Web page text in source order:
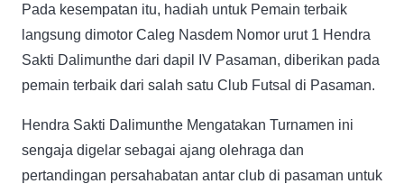
Pada kesempatan itu, hadiah untuk Pemain terbaik
langsung dimotor Caleg Nasdem Nomor urut 1 Hendra
Sakti Dalimunthe dari dapil IV Pasaman, diberikan pada
pemain terbaik dari salah satu Club Futsal di Pasaman.
Hendra Sakti Dalimunthe Mengatakan Turnamen ini
sengaja digelar sebagai ajang olehraga dan
pertandingan persahabatan antar club di pasaman untuk